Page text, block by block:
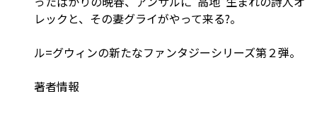
レックと、その妻グライがやって来る?。
ル=グウィンの新たなファンタジーシリーズ第２弾。
著者情報